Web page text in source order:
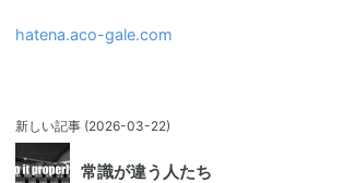
hatena.aco-gale.com
新しい記事 (2026-03-22)
常識が違う人たち